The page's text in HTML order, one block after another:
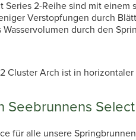
2-Reihe sind mit
Verstopfungen durch
durch den
Cluster Arch ist in
für alle unsere